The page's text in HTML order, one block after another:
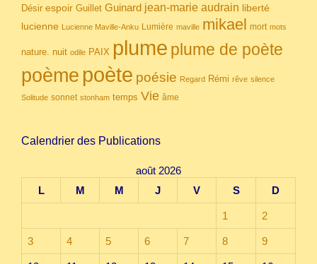
Désir espoir Guillet Guinard jean-marie audrain liberté
lucienne Lucienne Maville-Anku Lumière maville mikael mort mots
nature. nuit odile PAIX plume plume de poète
poème poète poésie Regard Rémi rêve silence
Solitude sonnet stonham temps Vie âme
Calendrier des Publications
août 2026
L
M M J V S D
1 2
3 4 5 6 7 8 9